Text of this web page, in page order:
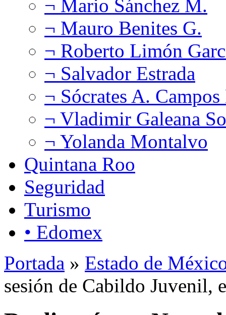
¬ Mario Sánchez M.
¬ Mauro Benites G.
¬ Roberto Limón
¬ Salvador Estrada
¬ Sócrates A.
¬ Vladimir Galeana
¬ Yolanda Montalvo
Quintana Roo
Seguridad
Turismo
• Edomex
Portada » Estado de
sesión de Cabildo Juvenil,